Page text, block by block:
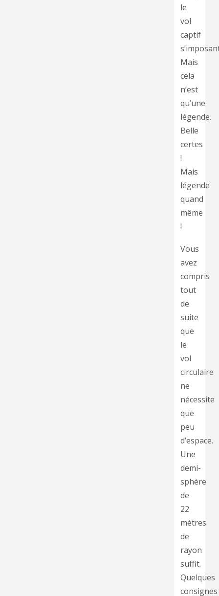
le
vol
captif
Mais
cela
n’est
qu’une
légende.
Belle
certes
!
Mais
légende
quand
même
!
Vous
avez
compris
tout
de
suite
que
le
vol
circulaire
ne
nécessite
que
peu
d’espace.
Une
demi-
sphère
de
22
mètres
de
rayon
suffit.
Quelques
consignes